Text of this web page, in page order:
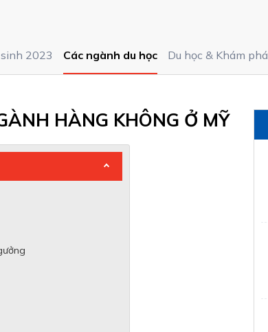
2023 Các ngành du học Du học & Khám phá
HÀNG KHÔNG Ở MỸ